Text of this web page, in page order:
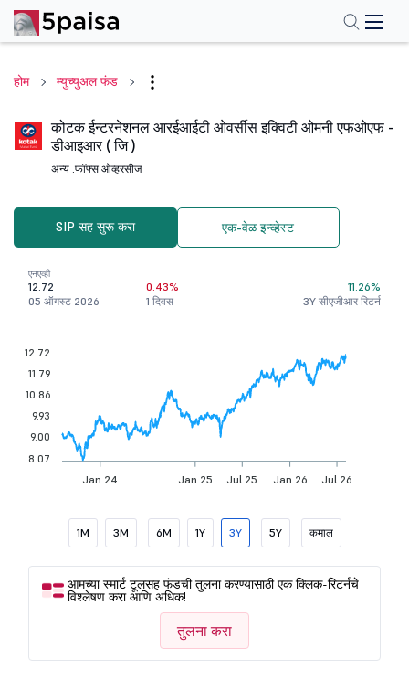
होम म्युच्युअल फंड
कोटक ईन्टरनेशनल आरईआईटी ओवर्सीस इक्विटी ओमनी एफओएफ -
डीआइआर ( जि )
अन्य .फॉफ्स ओव्हरसीज
SIP सह सुरू करा एक-वेळ इन्व्हेस्ट
एनएव्ही
12.72
05 ऑगस्ट 2026
0.43%
1 दिवस
11.26%
3Y सीएजीआर रिटर्न
Jan 24 Jan 25 Jul 25 Jan 26 Jul 26
12.72
11.79
10.86
9.93
9.00
8.07
1M 3M 6M 1Y 3Y 5Y कमाल
आमच्या स्मार्ट टूलसह फंडची तुलना करण्यासाठी एक क्लिक-रिटर्नचे
विश्लेषण करा आणि अधिक!
तुलना करा